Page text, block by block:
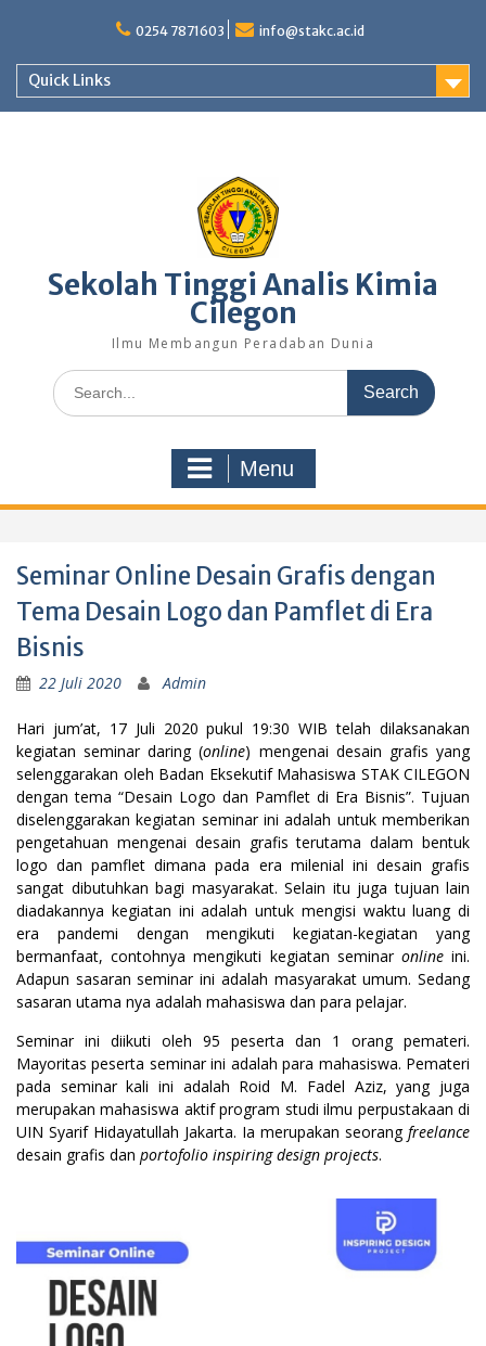
0254 7871603 info@stakc.ac.id
Quick Links
Sekolah Tinggi Analis Kimia
Cilegon
Ilmu Membangun Peradaban Dunia
Search
for:
Menu
Seminar Online Desain Grafis dengan
Tema Desain Logo dan Pamflet di Era
Bisnis
22 Juli 2020 Admin
Hari jum’at, 17 Juli 2020 pukul 19:30 WIB telah dilaksanakan
kegiatan seminar daring (online) mengenai desain grafis yang
selenggarakan oleh Badan Eksekutif Mahasiswa STAK CILEGON
dengan tema “Desain Logo dan Pamflet di Era Bisnis”. Tujuan
diselenggarakan kegiatan seminar ini adalah untuk memberikan
pengetahuan mengenai desain grafis terutama dalam bentuk
logo dan pamflet dimana pada era milenial ini desain grafis
sangat dibutuhkan bagi masyarakat. Selain itu juga tujuan lain
diadakannya kegiatan ini adalah untuk mengisi waktu luang di
era pandemi dengan mengikuti kegiatan-kegiatan yang
bermanfaat, contohnya mengikuti kegiatan seminar onlineini.
Adapun sasaran seminar ini adalah masyarakat umum. Sedang
sasaran utama nya adalah mahasiswa dan para pelajar.
Seminar ini diikuti oleh 95 peserta dan 1 orang pemateri.
Mayoritas peserta seminar ini adalah para mahasiswa. Pemateri
pada seminar kali ini adalah Roid M. Fadel Aziz, yang juga
merupakan mahasiswa aktif program studi ilmu perpustakaan di
UIN Syarif Hidayatullah Jakarta. Ia merupakan seorang freelance
desain grafis dan portofolio inspiring design projects.